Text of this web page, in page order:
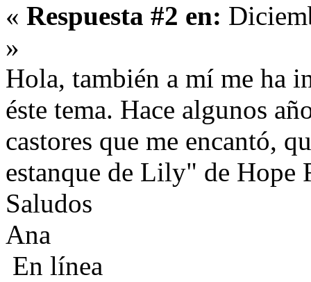
« Respuesta #2 en:
»
Hola, también a mí me ha
éste tema. Hace algunos
castores que me encantó,
estanque de Lily" de Hope
Saludos
Ana
En línea